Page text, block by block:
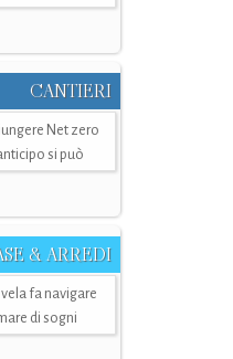
CANTIERI
Net zero
si può
& ARREDI
vela fa navigare
di sogni